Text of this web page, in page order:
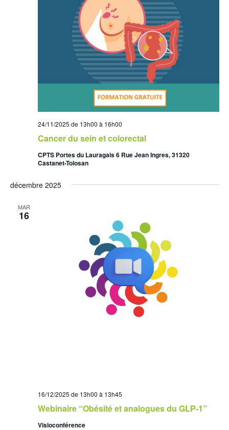
24/11/2025 de 13h00 à 16h00
Cancer du sein et colorectal
CPTS Portes du Lauragais 6 Rue Jean Ingres, 31320
Castanet-Tolosan
décembre 2025
MAR
16
16/12/2025 de 13h00 à 13h45
Webinaire “Obésité et analogues du GLP-1”
Visioconférence